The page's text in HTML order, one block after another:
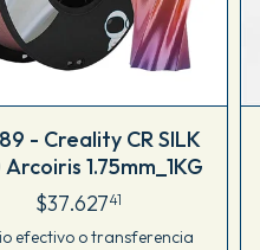
- Creality CR SILK
1.75mm_1KG
$37.62741
efectivo o transferencia